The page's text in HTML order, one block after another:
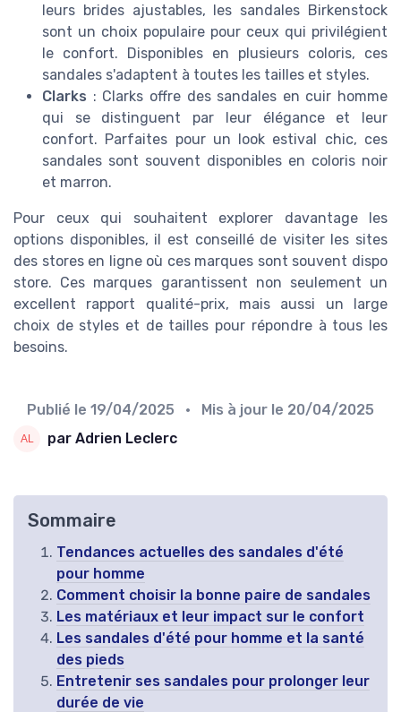
leurs brides ajustables, les sandales Birkenstock
sont un choix populaire pour ceux qui privilégient
le confort. Disponibles en plusieurs coloris, ces
sandales s'adaptent à toutes les tailles et styles.
Clarks : Clarks offre des sandales en cuir homme
qui se distinguent par leur élégance et leur
confort. Parfaites pour un look estival chic, ces
sandales sont souvent disponibles en coloris noir
et marron.
Pour ceux qui souhaitent explorer davantage les
options disponibles, il est conseillé de visiter les sites
des stores en ligne où ces marques sont souvent dispo
store. Ces marques garantissent non seulement un
excellent rapport qualité-prix, mais aussi un large
choix de styles et de tailles pour répondre à tous les
besoins.
Publié le 19/04/2025 • Mis à jour le 20/04/2025
par Adrien Leclerc
Sommaire
Tendances actuelles des sandales d'été
pour homme
Comment choisir la bonne paire de sandales
Les matériaux et leur impact sur le confort
Les sandales d'été pour homme et la santé
des pieds
Entretenir ses sandales pour prolonger leur
durée de vie